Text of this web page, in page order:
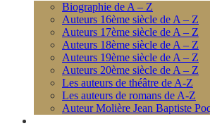
Biographie de A – Z
Auteurs 16ème siècle de A – Z
Auteurs 17ème siècle de A – Z
Auteurs 18ème siècle de A – Z
Auteurs 19ème siècle de A – Z
Auteurs 20ème siècle de A – Z
Les auteurs de théâtre de A-Z
Les auteurs de romans de A-Z
Auteur Molière Jean Baptiste